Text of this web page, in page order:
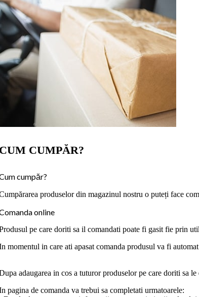
CUMPĂR?
cumpăr?
produselor din magazinul nostru o puteți face
online
pe care doriti sa il comandati poate fi gasit fie prin
momentul in care ati apasat comanda produsul va fi
adaugarea in cos a tuturor produselor pe care doriti sa
pagina de comanda va trebui sa completati urmatoarele: